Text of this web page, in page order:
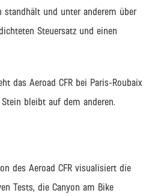
standhält und unter anderem über
Steuersatz und einen
das Aeroad CFR bei Paris-Roubaix
bleibt auf dem anderen.
des Aeroad CFR visualisiert die
Tests, die Canyon am Bike